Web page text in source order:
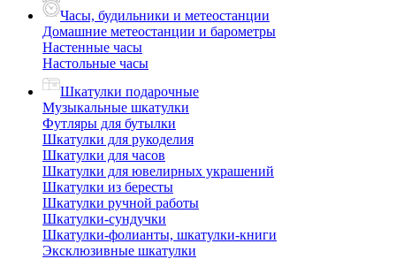
Часы, будильники и метеостанции
Домашние метеостанции и барометры
Настенные часы
Настольные часы
Шкатулки подарочные
Музыкальные шкатулки
Футляры для бутылки
Шкатулки для рукоделия
Шкатулки для часов
Шкатулки для ювелирных украшений
Шкатулки из бересты
Шкатулки ручной работы
Шкатулки-сундучки
Шкатулки-фолианты, шкатулки-книги
Эксклюзивные шкатулки